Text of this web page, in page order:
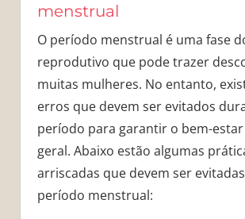
menstrual
O período menstrual é uma fase
reprodutivo que pode trazer
muitas mulheres. No entanto,
erros que devem ser evitados
período para garantir o bem-estar
geral. Abaixo estão algumas
arriscadas que devem ser
período menstrual: